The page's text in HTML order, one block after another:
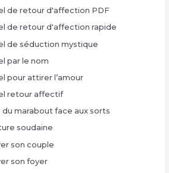
de retour d'affection PDF
de retour d'affection rapide
de séduction mystique
par le nom
pour attirer l’amour
retour affectif
marabout face aux sorts
soudaine
son couple
son foyer